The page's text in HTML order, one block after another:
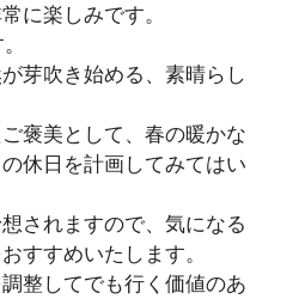
に楽しみです。
芽吹き始める、素晴らし
褒美として、春の暖かな
休日を計画してみてはい
されますので、気になる
すすめいたします。
整してでも行く価値のあ